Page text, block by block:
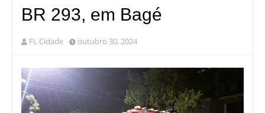
BR 293, em Bagé
FL Cidade outubro 30, 2024